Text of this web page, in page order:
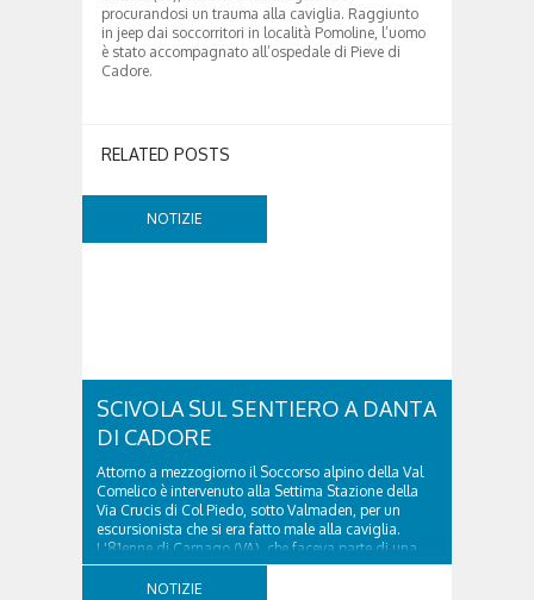
procurandosi un trauma alla caviglia. Raggiunto
in jeep dai soccorritori in località Pomoline, l’uomo
è stato accompagnato all’ospedale di Pieve di
Cadore.
RELATED POSTS
NOTIZIE
SCIVOLA SUL SENTIERO A DANTA
DI CADORE
Attorno a mezzogiorno il Soccorso alpino della Val
Comelico è intervenuto alla Settima Stazione della
Via Crucis di Col Piedo, sotto Valmaden, per un
escursionista che si era fatto male alla caviglia.
L'81enne di Carnago (VA), che faceva parte di una
comitiva e aveva riportato un trauma...
NOTIZIE